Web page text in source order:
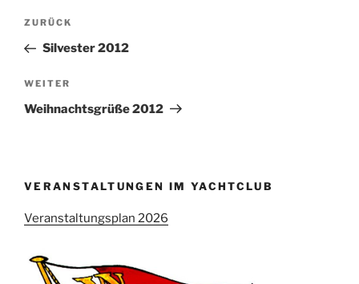
Beitragsnavigation
Vorheriger
Beitrag
ZURÜCK
Silvester 2012
Nächster
Beitrag
WEITER
Weihnachtsgrüße 2012
VERANSTALTUNGEN IM YACHTCLUB
Veranstaltungsplan 2026